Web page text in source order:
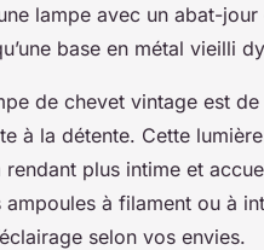
lampe avec un abat-
base en métal vieilli
de chevet vintage est
à la détente. Cette
plus intime et
ampoules à filament ou à
selon vos envies.